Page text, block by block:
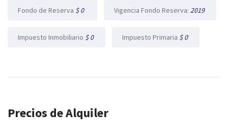
Fondo de Reserva $ 0 Vigencia Fondo Reserva: 2019
Impuesto Inmobiliario $ 0 Impuesto Primaria $ 0
Precios de Alquiler